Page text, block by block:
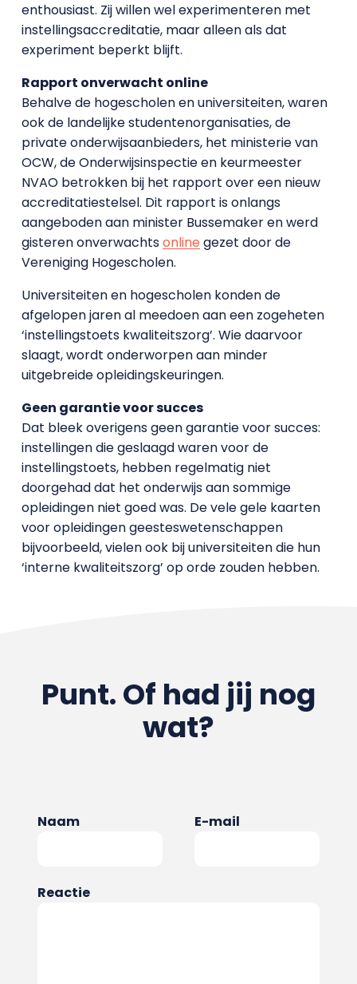
enthousiast. Zij willen wel experimenteren met
instellingsaccreditatie, maar alleen als dat
experiment beperkt blijft.
Rapport onverwacht online
Behalve de hogescholen en universiteiten, waren
ook de landelijke studentenorganisaties, de
private onderwijsaanbieders, het ministerie van
OCW, de Onderwijsinspectie en keurmeester
NVAO betrokken bij het rapport over een nieuw
accreditatiestelsel. Dit rapport is onlangs
aangeboden aan minister Bussemaker en werd
gisteren onverwachtsonlinegezet door de
Vereniging Hogescholen.
Universiteiten en hogescholen konden de
afgelopen jaren al meedoen aan een zogeheten
‘instellingstoets kwaliteitszorg’. Wie daarvoor
slaagt, wordt onderworpen aan minder
uitgebreide opleidingskeuringen.
Geen garantie voor succes
Dat bleek overigens geen garantie voor succes:
instellingen die geslaagd waren voor de
instellingstoets, hebben regelmatig niet
doorgehad dat het onderwijs aan sommige
opleidingen niet goed was. De vele gele kaarten
voor opleidingen geesteswetenschappen
bijvoorbeeld, vielen ook bij universiteiten die hun
‘interne kwaliteitszorg’ op orde zouden hebben.
Punt. Of had jij nog
wat?
Naam E-mail
Reactie